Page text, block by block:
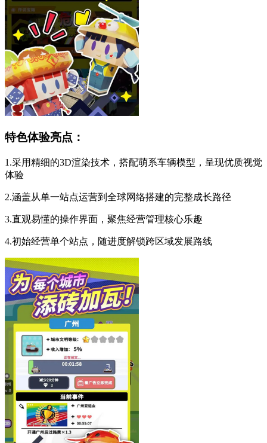
特色体验亮点：
1.采用精细的3D渲染技术，搭配萌系车辆模型，呈现优质视觉
体验
2.涵盖从单一站点运营到全球网络搭建的完整成长路径
3.直观易懂的操作界面，聚焦经营管理核心乐趣
4.初始经营单个站点，随进度解锁跨区域发展路线